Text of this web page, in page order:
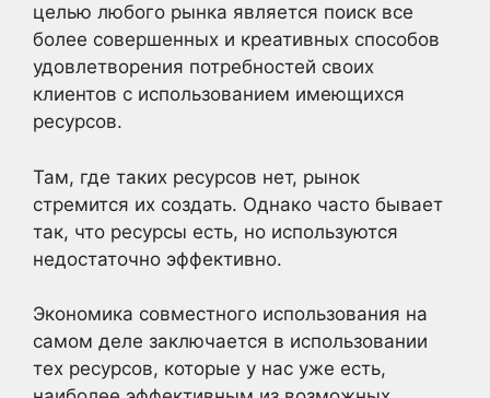
целью любого рынка является поиск все
более совершенных и креативных способов
удовлетворения потребностей своих
клиентов с использованием имеющихся
ресурсов.
Там, где таких ресурсов нет, рынок
стремится их создать. Однако часто бывает
так, что ресурсы есть, но используются
недостаточно эффективно.
Экономика совместного использования на
самом деле заключается в использовании
тех ресурсов, которые у нас уже есть,